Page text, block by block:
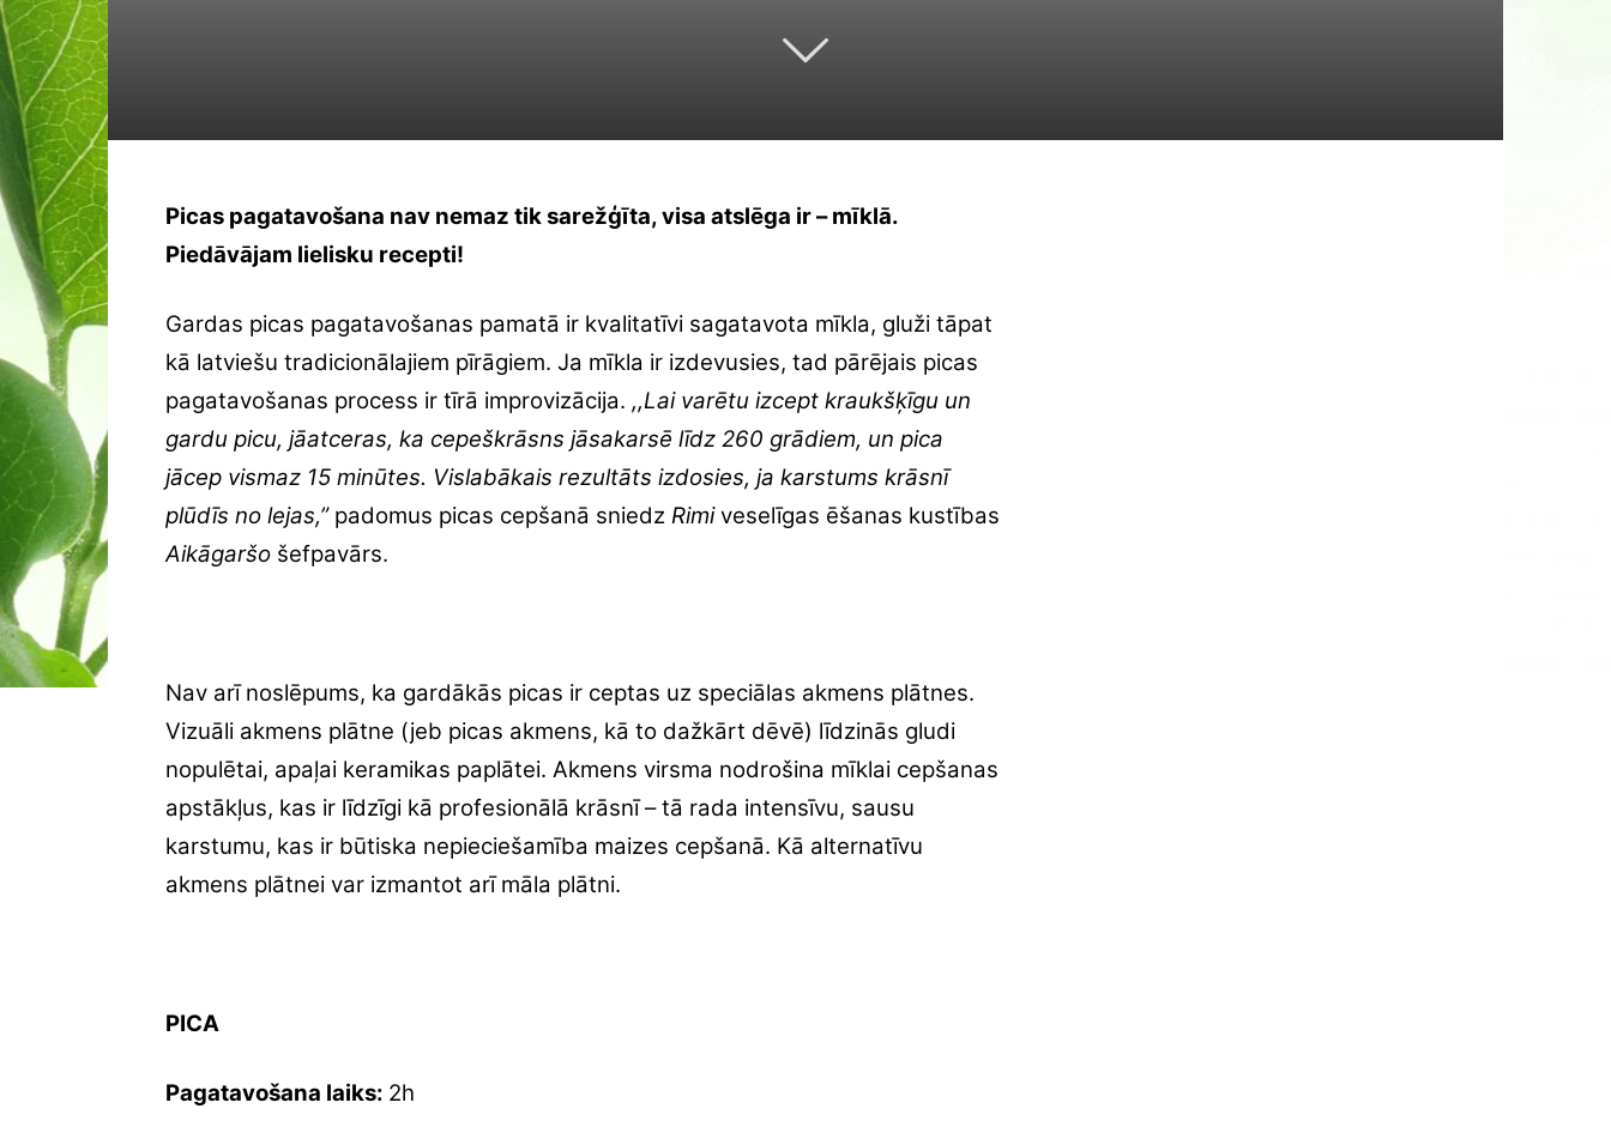
Picas pagatavošana nav nemaz tik sarežģīta, visa atslēga ir – mīklā.
Piedāvājam lielisku recepti!
Gardas picas pagatavošanas pamatā ir kvalitatīvi sagatavota mīkla, gluži tāpat
kā latviešu tradicionālajiem pīrāgiem. Ja mīkla ir izdevusies, tad pārējais picas
pagatavošanas process ir tīrā improvizācija. ,,Lai varētu izcept kraukšķīgu un
gardu picu, jāatceras, ka cepeškrāsns jāsakarsē līdz 260 grādiem, un pica
jācep vismaz 15 minūtes. Vislabākais rezultāts izdosies, ja karstums krāsnī
plūdīs no lejas,”padomus picas cepšanā sniedz Rimiveselīgas ēšanas kustības
Aikāgaršo šefpavārs.
Nav arī noslēpums, ka gardākās picas ir ceptas uz speciālas akmens plātnes.
Vizuāli akmens plātne (jeb picas akmens, kā to dažkārt dēvē) līdzinās gludi
nopulētai, apaļai keramikas paplātei. Akmens virsma nodrošina mīklai cepšanas
apstākļus, kas ir līdzīgi kā profesionālā krāsnī – tā rada intensīvu, sausu
karstumu, kas ir būtiska nepieciešamība maizes cepšanā. Kā alternatīvu
akmens plātnei var izmantot arī māla plātni.
PICA
Pagatavošana laiks: 2h